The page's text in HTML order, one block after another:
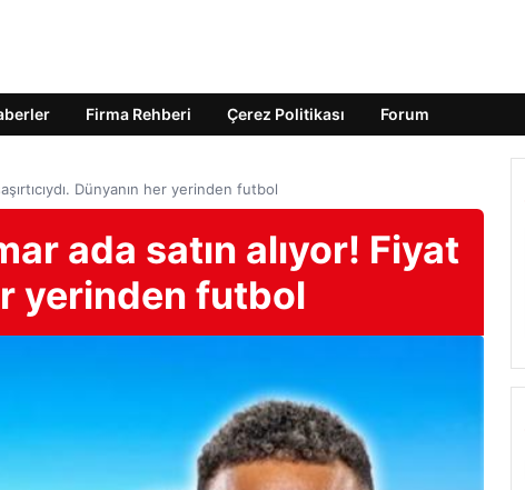
Firma Rehberi Çerez Politikası Forum
Dünyanın her yerinden futbol
ada satın alıyor! Fiyat
yerinden futbol